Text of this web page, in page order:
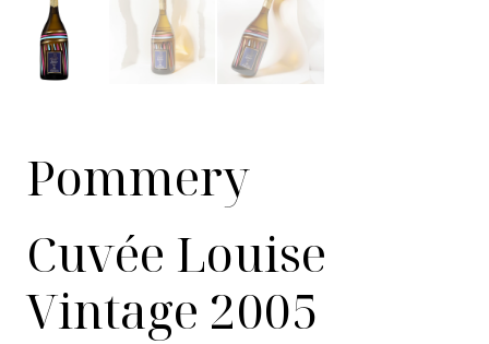
Pommery
Cuvée Louise
Vintage 2005